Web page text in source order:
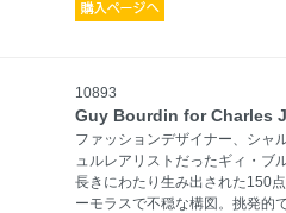
10893
Guy Bourdin for Charles
ファッションデザイナー、シャ
ュルレアリストだったギィ・ブ
長きにわたり生み出された150
ーモラスで不穏な構図。挑発的